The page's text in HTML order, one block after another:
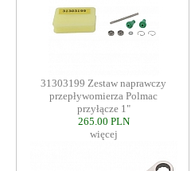
31303199 Zestaw naprawczy
przepływomierza Polmac
przyłącze 1"
265.00 PLN
więcej